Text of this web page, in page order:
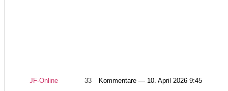
JF-Online 33 Kommentare — 10. April 2026 9:45